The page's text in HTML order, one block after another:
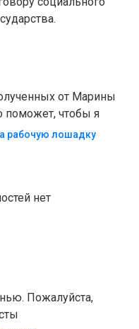
от Марины
поможет, чтобы я
рабочую лошадку
нет
Пожалуйста,